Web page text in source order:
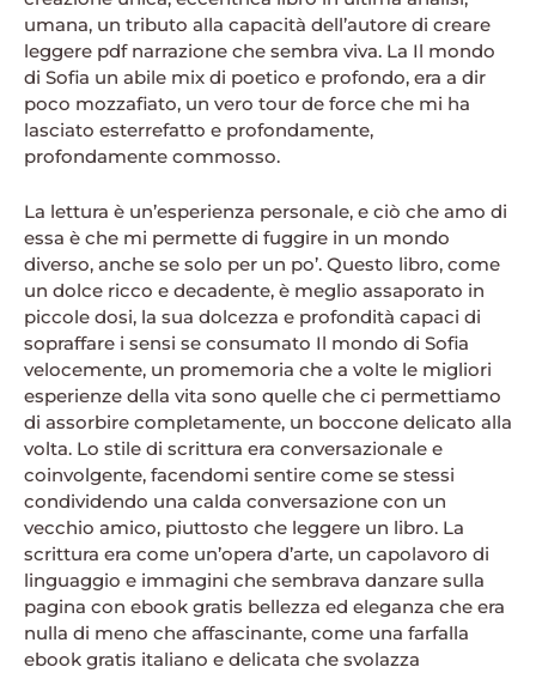
umana, un tributo alla capacità dell’autore di creare
leggere pdf narrazione che sembra viva. La Il mondo
di Sofia un abile mix di poetico e profondo, era a dir
poco mozzafiato, un vero tour de force che mi ha
lasciato esterrefatto e profondamente,
profondamente commosso.
La lettura è un’esperienza personale, e ciò che amo di
essa è che mi permette di fuggire in un mondo
diverso, anche se solo per un po’. Questo libro, come
un dolce ricco e decadente, è meglio assaporato in
piccole dosi, la sua dolcezza e profondità capaci di
sopraffare i sensi se consumato Il mondo di Sofia
velocemente, un promemoria che a volte le migliori
esperienze della vita sono quelle che ci permettiamo
di assorbire completamente, un boccone delicato alla
volta. Lo stile di scrittura era conversazionale e
coinvolgente, facendomi sentire come se stessi
condividendo una calda conversazione con un
vecchio amico, piuttosto che leggere un libro. La
scrittura era come un’opera d’arte, un capolavoro di
linguaggio e immagini che sembrava danzare sulla
pagina con ebook gratis bellezza ed eleganza che era
nulla di meno che affascinante, come una farfalla
ebook gratis italiano e delicata che svolazza